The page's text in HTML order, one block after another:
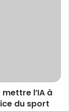
l’IA à
du sport